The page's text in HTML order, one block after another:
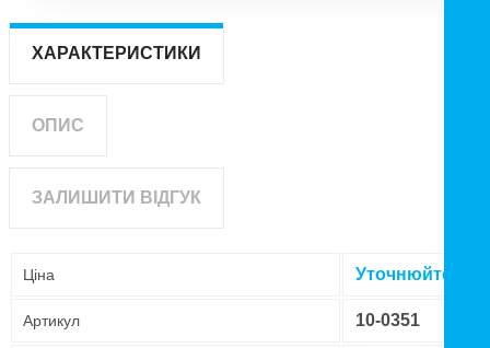
ХАРАКТЕРИСТИКИ
ОПИС
ЗАЛИШИТИ ВІДГУК
Ціна Уточнюйте
Артикул 10-0351